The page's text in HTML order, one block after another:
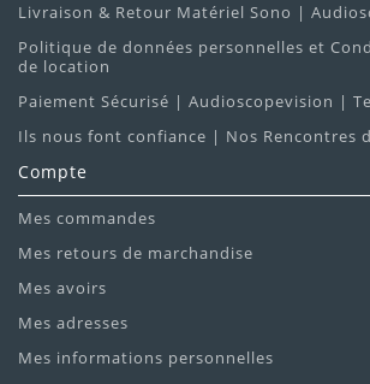
Livraison & Retour Matériel Sono |
Politique de données personnelles et
de location
Paiement Sécurisé | Audioscopevision |
Ils nous font confiance | Nos Rencontres
Compte
Mes commandes
Mes retours de marchandise
Mes avoirs
Mes adresses
Mes informations personnelles